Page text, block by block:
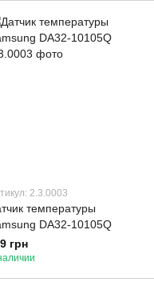
2.3.0003
температуры
DA32-10105Q
грн